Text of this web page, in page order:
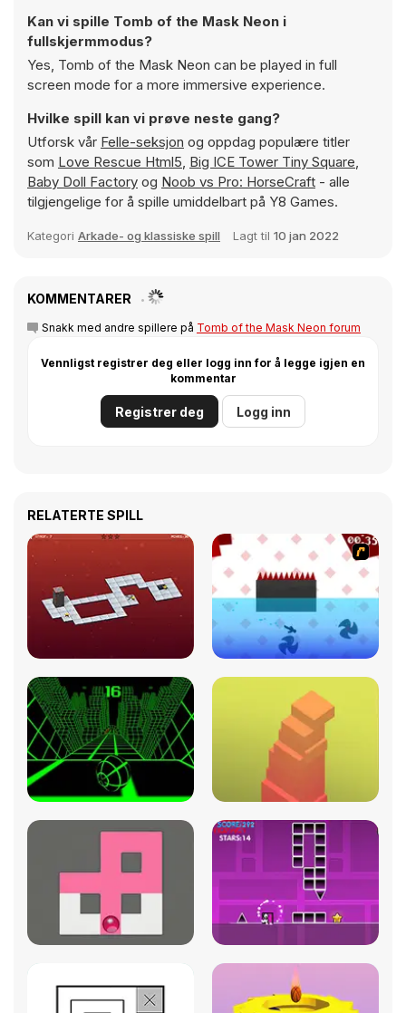
Kan vi spille Tomb of the Mask Neon i
fullskjermmodus?
Yes, Tomb of the Mask Neon can be played in full
screen mode for a more immersive experience.
Hvilke spill kan vi prøve neste gang?
Utforsk vår Felle-seksjon og oppdag populære titler
som Love Rescue Html5, Big ICE Tower Tiny Square,
Baby Doll Factory og Noob vs Pro: HorseCraft - alle
tilgjengelige for å spille umiddelbart på Y8 Games.
Kategori Arkade- og klassiske spill Lagt til 10 jan 2022
KOMMENTARER
Snakk med andre spillere på Tomb of the Mask Neon forum
Vennligst registrer deg eller logg inn for å legge igjen en
kommentar
Registrer deg Logg inn
RELATERTE SPILL